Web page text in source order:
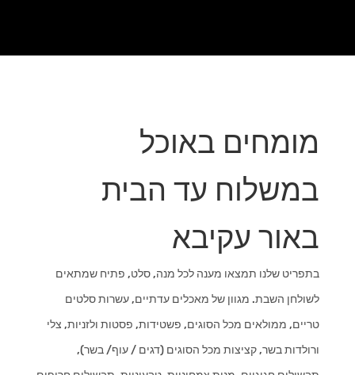
מומחים באוכל
במשלוח עד הבית
באור עקיבא
בתפריט שלנו תמצאו מענה לכל מנה, סלט, פתיח שמתאים
לשולחן השבת. מגוון של מאכלים עדתיים, עשרות סלטים
טריים, ממולאים מכל הסוגים, פשטידות, פסטות ולזניות, צלי
ורולדות בשר, קציצות מכל הסוגים (דגים / עוף/ בשר),